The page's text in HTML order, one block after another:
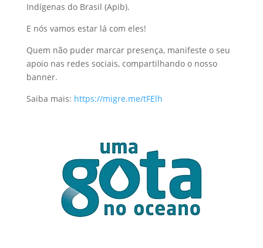
Indígenas do Brasil (Apib).
E nós vamos estar lá com eles!
Quem não puder marcar presença, manifeste o seu
apoio nas redes sociais, compartilhando o nosso
banner.
Saiba mais: https://migre.me/tFElh